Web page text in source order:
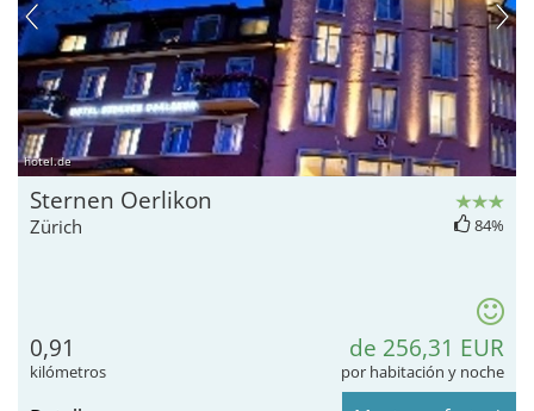
hotel.de
Sternen Oerlikon
Zürich 84%
0,91
kilómetros
de 256,31 EUR
por habitación y noche